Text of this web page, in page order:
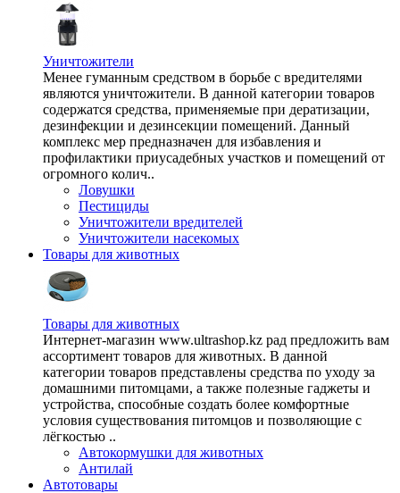
Уничтожители
Менее гуманным средством в борьбе с вредителями
являются уничтожители. В данной категории товаров
содержатся средства, применяемые при дератизации,
дезинфекции и дезинсекции помещений. Данный
комплекс мер предназначен для избавления и
профилактики приусадебных участков и помещений от
огромного колич..
Ловушки
Пестициды
Уничтожители вредителей
Уничтожители насекомых
Товары для животных
Товары для животных
Интернет-магазин www.ultrashop.kz рад предложить вам
ассортимент товаров для животных. В данной
категории товаров представлены средства по уходу за
домашними питомцами, а также полезные гаджеты и
устройства, способные создать более комфортные
условия существования питомцов и позволяющие с
лёгкостью ..
Автокормушки для животных
Антилай
Автотовары